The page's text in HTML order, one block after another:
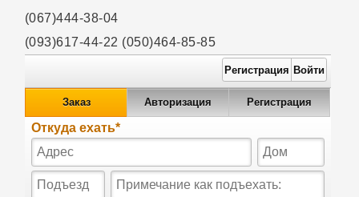
(067)444-38-04
(093)617-44-22 (050)464-85-85